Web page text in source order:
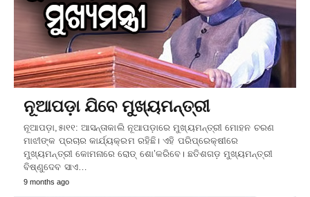
ନୂଆପଡ଼ା ଯିବେ ମୁଖ୍ୟମନ୍ତ୍ରୀ
ନୂଆପଡ଼ା,୫ା୧୧: ଆସନ୍ତାକାଲି ନୂଆପଡ଼ାରେ ମୁଖ୍ୟମନ୍ତ୍ରୀ ମୋହନ ଚରଣ
ମାଝୀଙ୍କ ପ୍ରଚାର କାର୍ଯ୍ୟକ୍ରମ ରହିଛି। ଏହି ପରିପ୍ରେକ୍ଷୀରେ
ମୁଖ୍ୟମନ୍ତ୍ରୀ କୋମନାରେ ରୋଡ୍‌ ଶୋ’କରିବେ। ଛତିଶଗଡ଼ ମୁଖ୍ୟମନ୍ତ୍ରୀ
ବିଷ୍ଣୁଦେବ ସାଏ…
9 months ago